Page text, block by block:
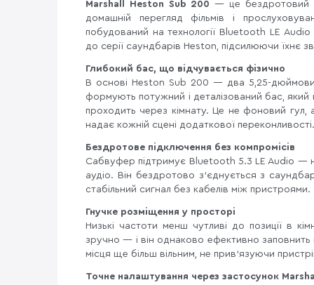
Marshall Heston Sub 200 — це бездротовий
домашній перегляд фільмів і
побудований на технології Bluetooth LE
до серії саундбарів Heston, підсилюючи їхнє
Глибокий бас, що відчувається фізично
В основі Heston Sub 200 — два 5,25-
формують потужний і деталізований бас,
проходить через кімнату. Це не фоновий
надає кожній сцені додаткової переконливості.
Бездротове підключення без компромісів
Сабвуфер підтримує Bluetooth 5.3 LE Audio —
аудіо. Він бездротово з'єднується з
стабільний сигнал без кабелів між пристроями.
Гнучке розміщення у просторі
Низькі частоти менш чутливі до позиції в
зручно — і він однаково ефективно
місця ще більш вільним, не прив'язуючи
Точне налаштування через застосунок